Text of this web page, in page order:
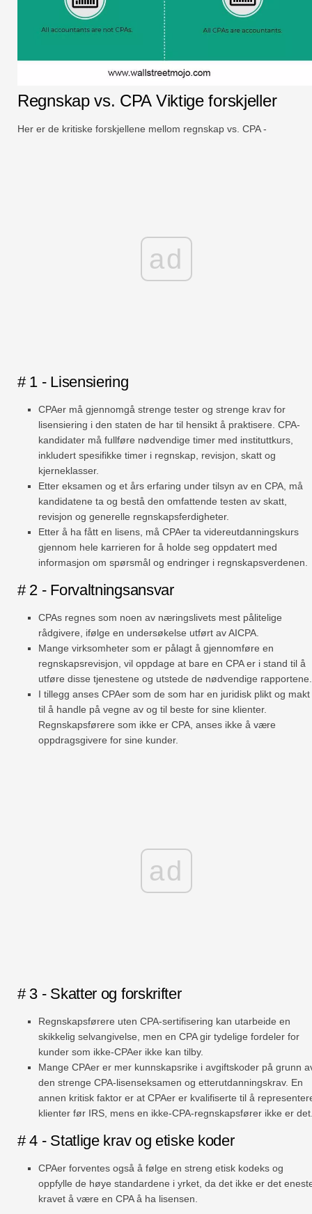
Regnskap vs. CPA Viktige forskjeller
Her er de kritiske forskjellene mellom regnskap vs. CPA -
ad
# 1 - Lisensiering
CPAer må gjennomgå strenge tester og strenge krav for
lisensiering i den staten de har til hensikt å praktisere. CPA-
kandidater må fullføre nødvendige timer med instituttkurs,
inkludert spesifikke timer i regnskap, revisjon, skatt og
kjerneklasser.
Etter eksamen og et års erfaring under tilsyn av en CPA, må
kandidatene ta og bestå den omfattende testen av skatt,
revisjon og generelle regnskapsferdigheter.
Etter å ha fått en lisens, må CPAer ta videreutdanningskurs
gjennom hele karrieren for å holde seg oppdatert med
informasjon om spørsmål og endringer i regnskapsverdenen.
# 2 - Forvaltningsansvar
CPAs regnes som noen av næringslivets mest pålitelige
rådgivere, ifølge en undersøkelse utført av AICPA.
Mange virksomheter som er pålagt å gjennomføre en
regnskapsrevisjon, vil oppdage at bare en CPA er i stand til å
utføre disse tjenestene og utstede de nødvendige rapportene.
I tillegg anses CPAer som de som har en juridisk plikt og makt
til å handle på vegne av og til beste for sine klienter.
Regnskapsførere som ikke er CPA, anses ikke å være
oppdragsgivere for sine kunder.
ad
# 3 - Skatter og forskrifter
Regnskapsførere uten CPA-sertifisering kan utarbeide en
skikkelig selvangivelse, men en CPA gir tydelige fordeler for
kunder som ikke-CPAer ikke kan tilby.
Mange CPAer er mer kunnskapsrike i avgiftskoder på grunn
den strenge CPA-lisenseksamen og etterutdanningskrav. En
annen kritisk faktor er at CPAer er kvalifiserte til å
klienter før IRS, mens en ikke-CPA-regnskapsfører ikke er
# 4 - Statlige krav og etiske koder
CPAer forventes også å følge en streng etisk kodeks og
oppfylle de høye standardene i yrket, da det ikke er det
kravet å være en CPA å ha lisensen.